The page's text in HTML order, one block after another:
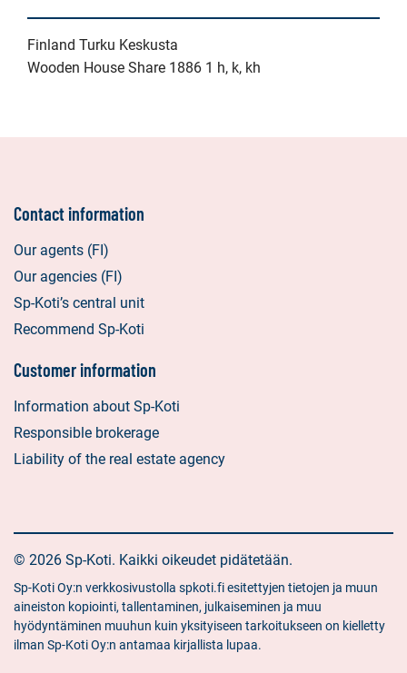
Finland Turku Keskusta
Wooden House Share 1886 1 h, k, kh
Contact information
Our agents (FI)
Our agencies (FI)
Sp-Koti’s central unit
Recommend Sp-Koti
Customer information
Information about Sp-Koti
Responsible brokerage
Liability of the real estate agency
© 2026 Sp-Koti. Kaikki oikeudet pidätetään.
Sp-Koti Oy:n verkkosivustolla spkoti.fi esitettyjen tietojen ja muun
aineiston kopiointi, tallentaminen, julkaiseminen ja muu
hyödyntäminen muuhun kuin yksityiseen tarkoitukseen on kielletty
ilman Sp-Koti Oy:n antamaa kirjallista lupaa.